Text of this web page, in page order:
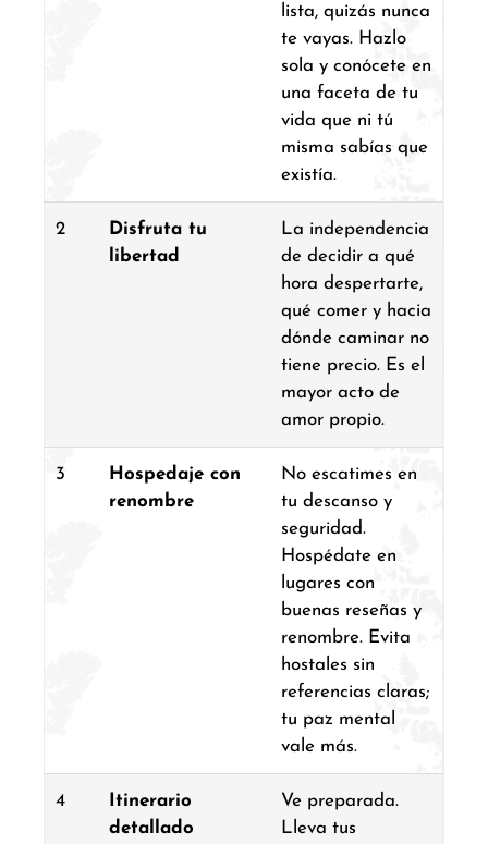
lista, quizás nunca
te vayas. Hazlo
sola y conócete en
una faceta de tu
vida que ni tú
misma sabías que
existía.
2
Disfruta tu
libertad
La independencia
de decidir a qué
hora despertarte,
qué comer y hacia
dónde caminar no
tiene precio. Es el
mayor acto de
amor propio.
3
Hospedaje con
renombre
No escatimes en
tu descanso y
seguridad.
Hospédate en
lugares con
buenas reseñas y
renombre. Evita
hostales sin
referencias claras;
tu paz mental
vale más.
4
Itinerario
detallado
Ve preparada.
Lleva tus